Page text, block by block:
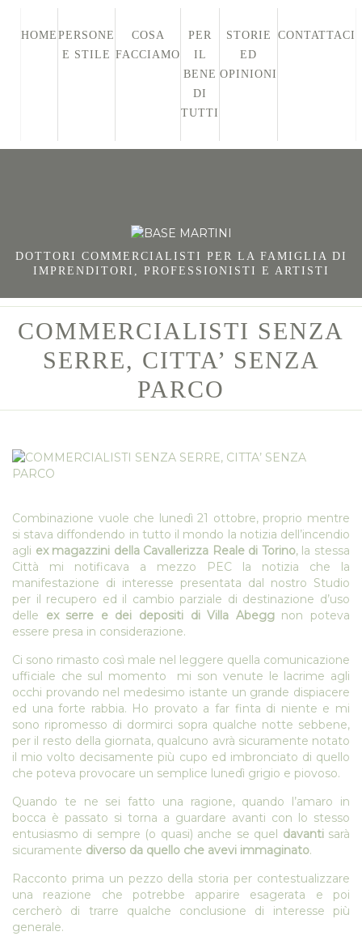
HOME PERSONE
E STILE
COSA
FACCIAMO
PER
IL
BENE
DI
TUTTI
STORIE
ED
OPINIONI
CONTATTACI
DOTTORI COMMERCIALISTI PER LA FAMIGLIA DI
IMPRENDITORI, PROFESSIONISTI E ARTISTI
COMMERCIALISTI SENZA
SERRE, CITTA’ SENZA
PARCO
Combinazione vuole che lunedì 21 ottobre, proprio mentre
si stava diffondendo in tutto il mondo la notizia dell’incendio
agli ex magazzini della Cavallerizza Reale di Torino, la stessa
Città mi notificava a mezzo PEC la notizia che la
manifestazione di interesse presentata dal nostro Studio
per il recupero ed il cambio parziale di destinazione d’uso
delle ex serre e dei depositi di Villa Abeggnon poteva
essere presa in considerazione.
Ci sono rimasto così male nel leggere quella comunicazione
ufficiale che sul momento mi son venute le lacrime agli
occhi provando nel medesimo istante un grande dispiacere
ed una forte rabbia. Ho provato a far finta di niente e mi
sono ripromesso di dormirci sopra qualche notte sebbene,
per il resto della giornata, qualcuno avrà sicuramente notato
il mio volto decisamente più cupo ed imbronciato di quello
che poteva provocare un semplice lunedì grigio e piovoso.
Quando te ne sei fatto una ragione, quando l’amaro in
bocca è passato si torna a guardare avanti con lo stesso
entusiasmo di sempre (o quasi) anche se quel davantisarà
sicuramente diverso da quello che avevi immaginato.
Racconto prima un pezzo della storia per contestualizzare
una reazione che potrebbe apparire esagerata e poi
cercherò di trarre qualche conclusione di interesse più
generale.